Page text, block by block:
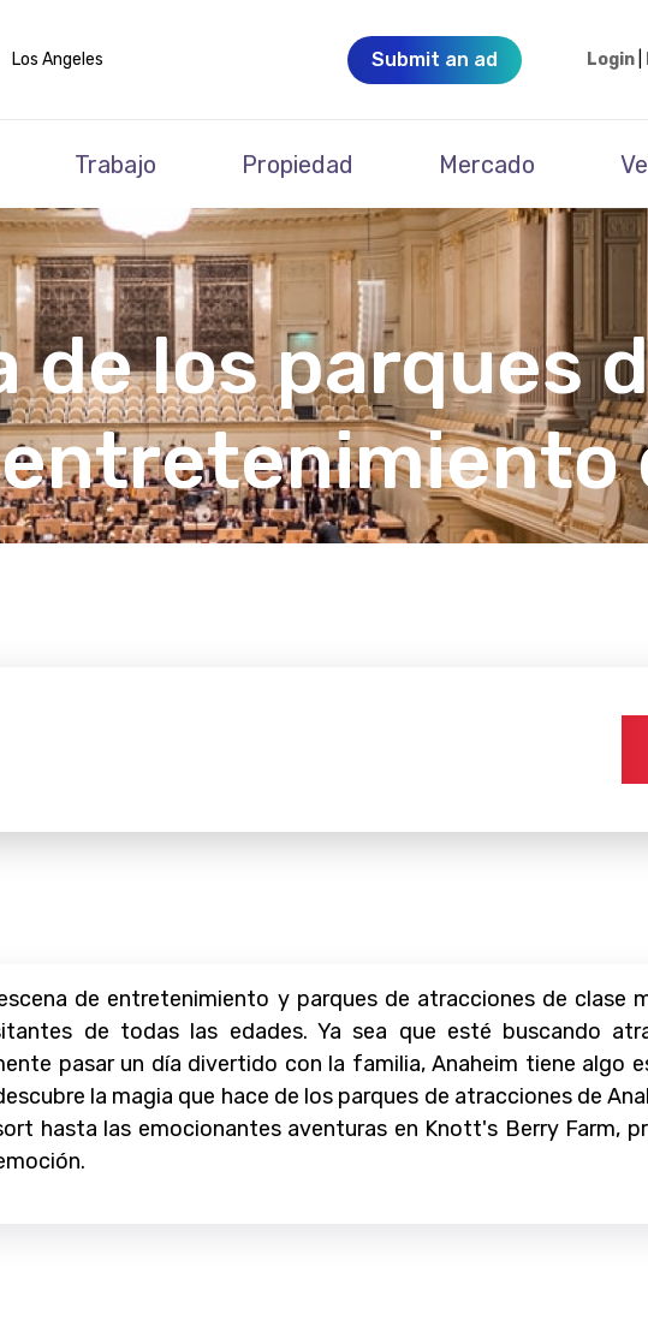
Los Angeles Submit an ad Login
Trabajo Propiedad Mercado
de los parques
de entretenimiento y parques de atracciones de clase
de todas las edades. Ya sea que esté buscando
pasar un día divertido con la familia, Anaheim tiene algo
la magia que hace de los parques de atracciones de
hasta las emocionantes aventuras en Knott's Berry Farm,